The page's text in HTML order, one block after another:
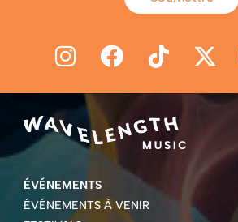
ÉVÉNEMENTS
ÉVÉNEMENTS À VENIR